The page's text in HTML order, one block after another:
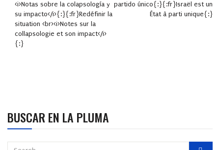
<i>Notas sobre la colapsología y
su impacto</i>{:}{:fr}Redéfinir la
situation <br><i>Notes sur la
collapsologie et son impact</i>
{:}
partido único{:}{:fr}Israël est un
État à parti unique{:}
BUSCAR EN LA PLUMA